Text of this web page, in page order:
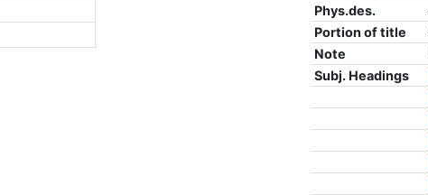
Phys.des.
Portion of title
Note
Subj. Headings